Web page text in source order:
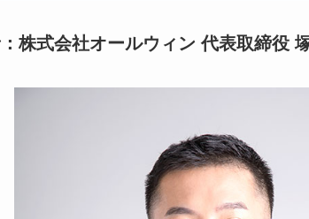
株式会社オールウィン 代表取締役